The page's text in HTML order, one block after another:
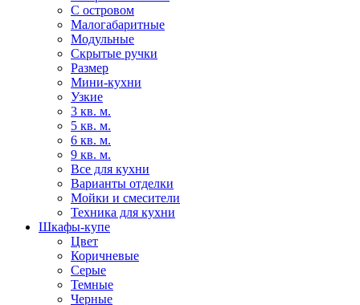
С островом
Малогабаритные
Модульные
Скрытые ручки
Размер
Мини-кухни
Узкие
3 кв. м.
5 кв. м.
6 кв. м.
9 кв. м.
Все для кухни
Варианты отделки
Мойки и смесители
Техника для кухни
Шкафы-купе
Цвет
Коричневые
Серые
Темные
Черные